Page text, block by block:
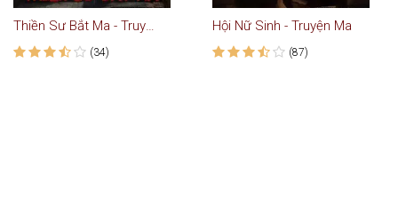
Thiền Sư Bắt Ma - Truyện Ma
(34)
Hội Nữ Sinh - Truyện Ma
(87)